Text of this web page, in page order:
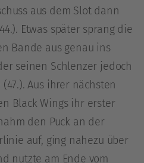
aus dem Slot dann
Etwas später sprang die
Bande aus genau ins
seinen Schlenzer jedoch
Aus ihrer nächsten
Black Wings ihr erster
den Puck an der
auf, ging nahezu über
nutzte am Ende vom